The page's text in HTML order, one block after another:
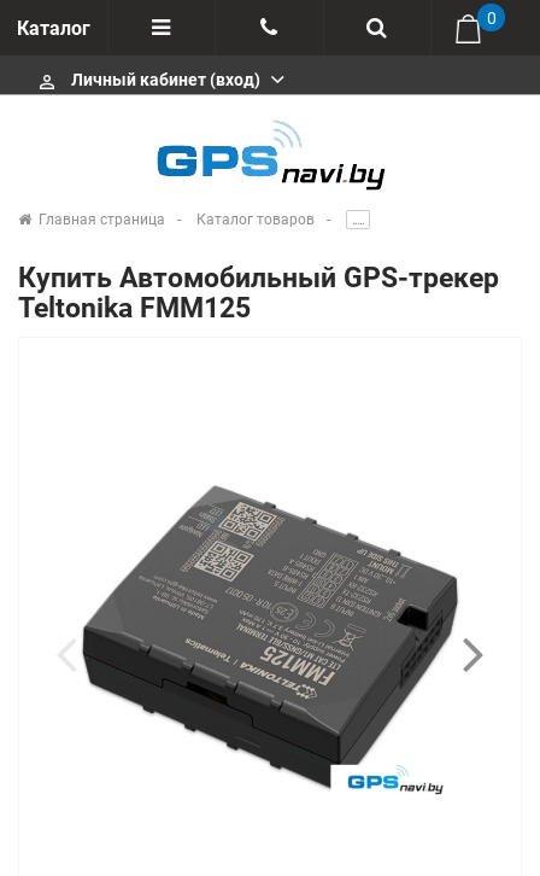
Каталог
Отзывы
+375 291646666
msa333
info@gpsnavi.by
0
perm_identity Личный кабинет (вход)
Главная страница Каталог товаров .....
Купить Автомобильный GPS-трекер
Teltonika FMM125